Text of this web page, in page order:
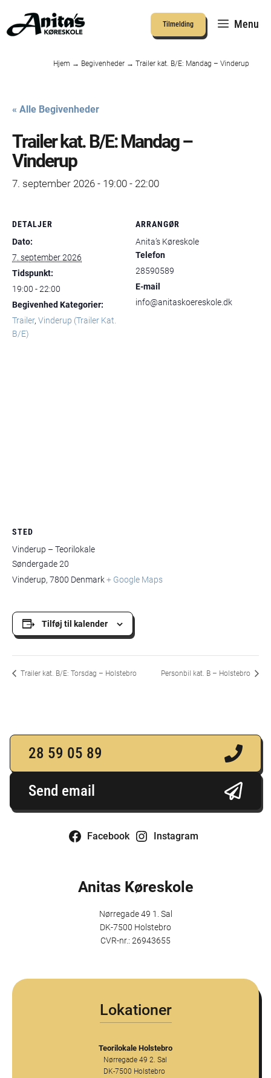
indhold
Menu
Tilmelding
Hjem → Begivenheder → Trailer kat. B/E: Mandag – Vinderup
« Alle Begivenheder
Trailer kat. B/E: Mandag –
Vinderup
7. september 2026 - 19:00 - 22:00
Tilføj til kalender
DETALJER
Dato:
7. september 2026
Tidspunkt:
19:00 - 22:00
Begivenhed Kategorier:
Trailer, Vinderup (Trailer Kat.
B/E)
ARRANGØR
Anita’s Køreskole
Telefon
28590589
E-mail
info@anitaskoereskole.dk
STED
Vinderup – Teorilokale
Søndergade 20
Vinderup, 7800 Denmark+ Google Maps
Trailer kat. B/E: Torsdag – Holstebro Personbil kat. B – Holstebro
28 59 05 89
Send email
Facebook Instagram
Anitas Køreskole
Nørregade 49 1. Sal
DK-7500 Holstebro
CVR-nr.: 26943655
Lokationer
Teorilokale Holstebro
Nørregade 49 2. Sal
DK-7500 Holstebro